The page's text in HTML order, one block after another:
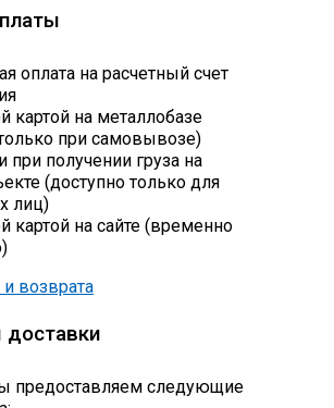
прокат
оплата на расчетный счет
картой на металлобазе
при самовывозе)
получении груза на
(доступно только для
лиц)
картой на сайте (временно
возврата
доставки
предоставляем следующие